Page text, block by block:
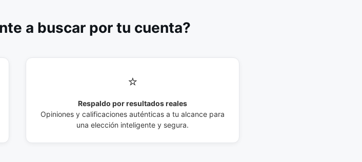
a buscar por tu cuenta?
⭐
Respaldo por resultados reales
Opiniones y calificaciones auténticas a tu alcance para
una elección inteligente y segura.